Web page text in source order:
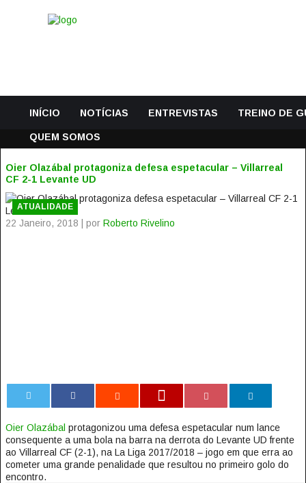
INÍCIO NOTÍCIAS ENTREVISTAS TREINO DE
QUEM SOMOS
Oier Olazábal protagoniza defesa espetacular – Villarreal
CF 2-1 Levante UD
22 Janeiro, 2018 | por Roberto Rivelino
ATUALIDADE
Oier Olazábal protagonizou uma defesa espetacular num lance
consequente a uma bola na barra na derrota do Levante UD frente
ao Villarreal CF (2-1), na La Liga 2017/2018 – jogo em que erra ao
cometer uma grande penalidade que resultou no primeiro golo do
encontro.